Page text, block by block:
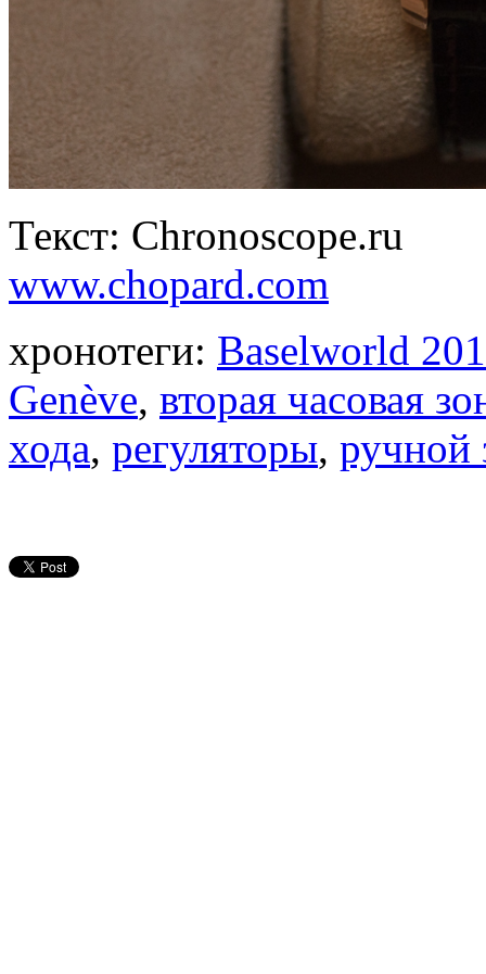
Текст: Chronoscope.ru
www.chopard.com
хронотеги: Baselworld
Genève, вторая часовая
хода, регуляторы, ручной